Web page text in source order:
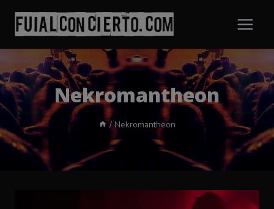
contenido
Nekromantheon
/ Nekromantheon